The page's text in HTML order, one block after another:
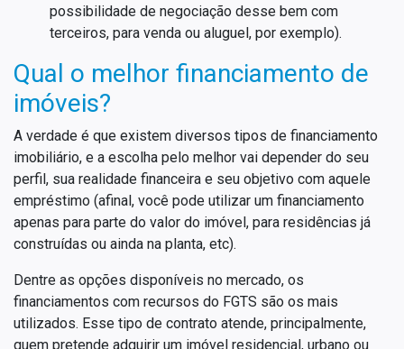
possibilidade de negociação desse bem com
terceiros, para venda ou aluguel, por exemplo).
Qual o melhor financiamento de
imóveis?
A verdade é que existem diversos tipos de financiamento
imobiliário, e a escolha pelo melhor vai depender do seu
perfil, sua realidade financeira e seu objetivo com aquele
empréstimo (afinal, você pode utilizar um financiamento
apenas para parte do valor do imóvel, para residências já
construídas ou ainda na planta, etc).
Dentre as opções disponíveis no mercado, os
financiamentos com recursos do FGTS são os mais
utilizados. Esse tipo de contrato atende, principalmente,
quem pretende adquirir um imóvel residencial, urbano ou